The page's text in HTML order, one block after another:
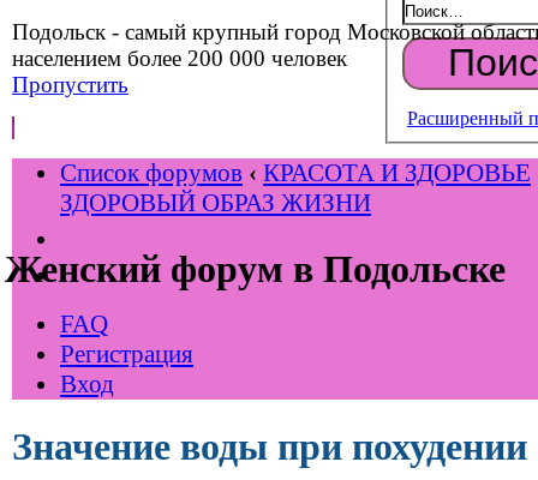
Подольск - самый крупный город Московской
населением более 200 000 человек
Пропустить
Женский форум в Подольске
Расширенный
Список форумов ‹ КРАСОТА И ЗДОРОВЬЕ
ЗДОРОВЫЙ ОБРАЗ ЖИЗНИ
FAQ
Регистрация
Вход
Значение воды при похудении